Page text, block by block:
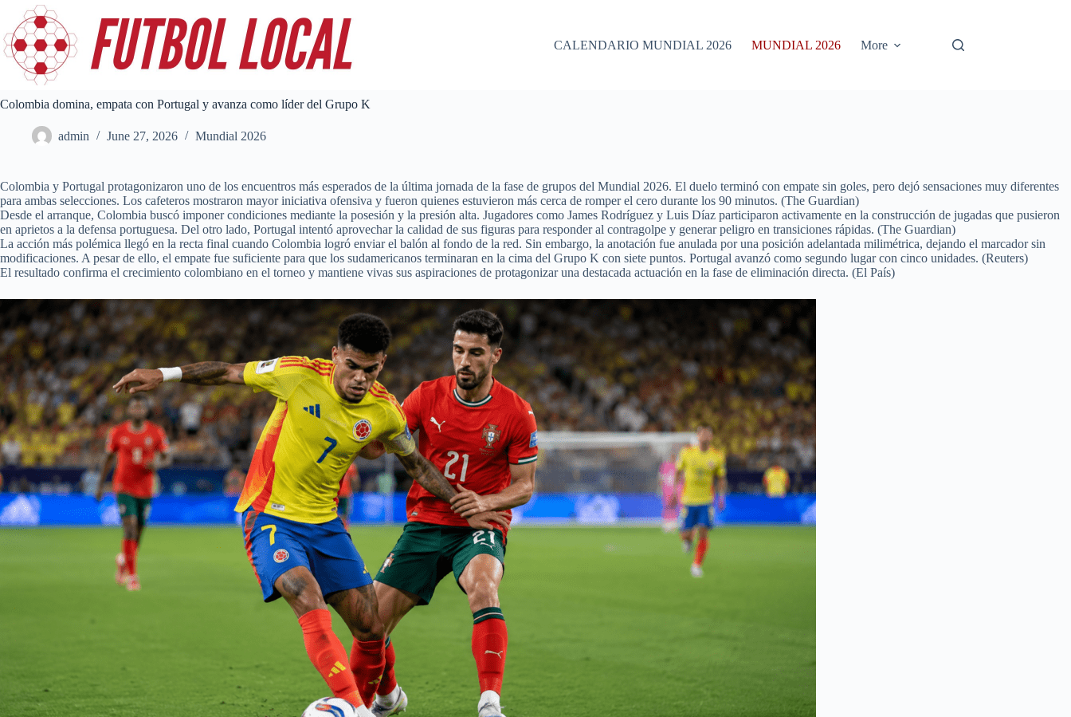
content
CALENDARIO MUNDIAL 2026 MUNDIAL 2026 More
Colombia domina, empata con Portugal y avanza como líder del Grupo K
admin June 27, 2026 Mundial 2026
Colombia y Portugal protagonizaron uno de los encuentros más esperados de la última jornada de la fase de grupos del Mundial 2026. El duelo terminó con empate sin goles, pero dejó sensaciones muy diferentes
para ambas selecciones. Los cafeteros mostraron mayor iniciativa ofensiva y fueron quienes estuvieron más cerca de romper el cero durante los 90 minutos. (The Guardian)
Desde el arranque, Colombia buscó imponer condiciones mediante la posesión y la presión alta. Jugadores como James Rodríguez y Luis Díaz participaron activamente en la construcción de jugadas que pusieron
en aprietos a la defensa portuguesa. Del otro lado, Portugal intentó aprovechar la calidad de sus figuras para responder al contragolpe y generar peligro en transiciones rápidas. (The Guardian)
La acción más polémica llegó en la recta final cuando Colombia logró enviar el balón al fondo de la red. Sin embargo, la anotación fue anulada por una posición adelantada milimétrica, dejando el marcador sin
modificaciones. A pesar de ello, el empate fue suficiente para que los sudamericanos terminaran en la cima del Grupo K con siete puntos. Portugal avanzó como segundo lugar con cinco unidades. (Reuters)
El resultado confirma el crecimiento colombiano en el torneo y mantiene vivas sus aspiraciones de protagonizar una destacada actuación en la fase de eliminación directa. (El País)